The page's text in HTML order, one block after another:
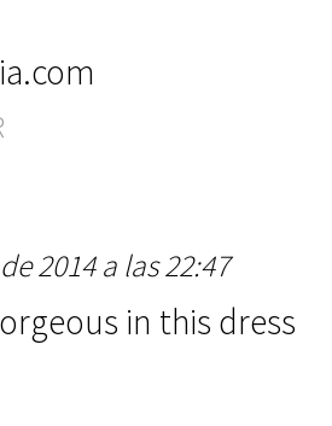
2014 a las 22:47
in this dress